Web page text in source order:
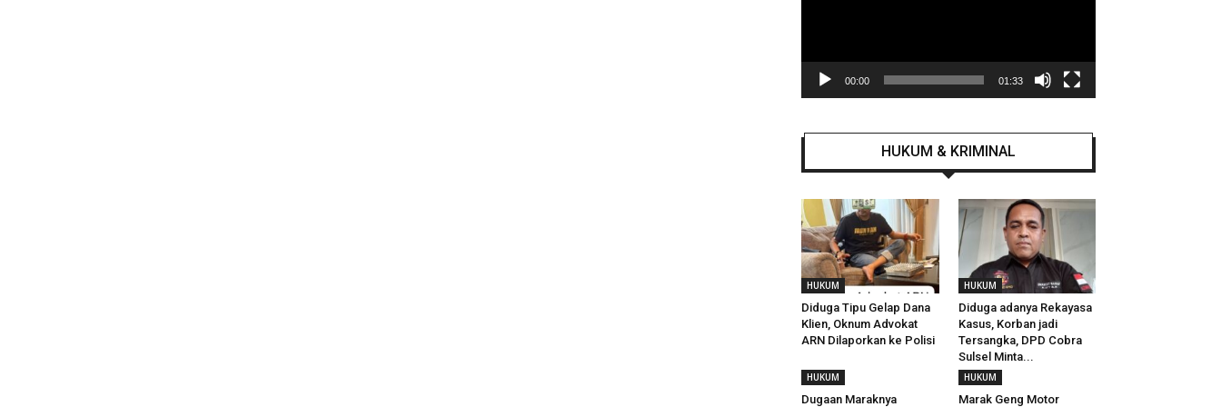
00:00 01:33
HUKUM & KRIMINAL
HUKUM
Diduga Tipu Gelap Dana
Klien, Oknum Advokat
ARN Dilaporkan ke Polisi
HUKUM
Diduga adanya Rekayasa
Kasus, Korban jadi
Tersangka, DPD Cobra
Sulsel Minta...
HUKUM
Dugaan Maraknya
HUKUM
Marak Geng Motor